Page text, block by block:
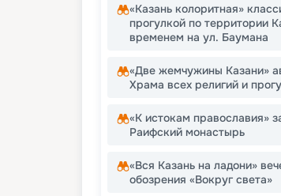
«Казань колоритная»
прогулкой по территории
временем на ул. Баумана
«Две жемчужины Казани»
Храма всех религий и
«К истокам православия»
Раифский монастырь
«Вся Казань на ладони»
обозрения «Вокруг света»